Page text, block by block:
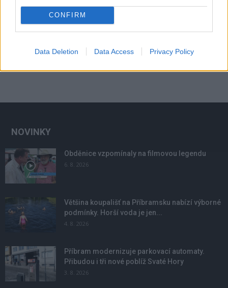
CONFIRM
Data Deletion Data Access Privacy Policy
NOVINKY
Obděnice vzpomínaly na filmovou legendu
6. 8. 2026
Většina koupališť na Příbramsku nabízí výborné
podmínky. Horší voda je jen...
4. 8. 2026
Příbram modernizuje parkovací automaty.
Přibudou i tři nové poblíž Svaté Hory
3. 8. 2026